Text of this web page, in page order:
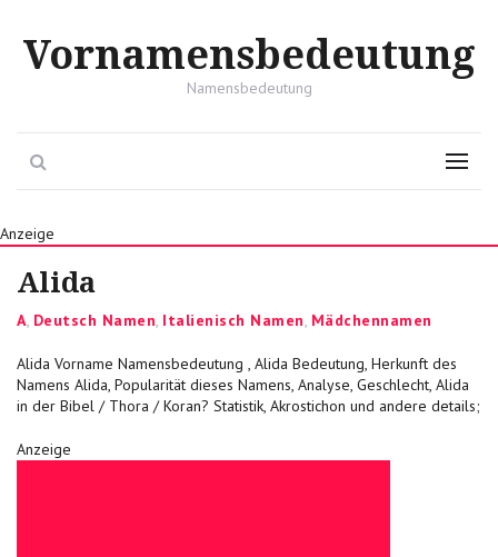
Vornamensbedeutung
Namensbedeutung
Menu
Anzeige
Alida
Categories
A, Deutsch Namen, Italienisch Namen, Mädchennamen
Alida Vorname Namensbedeutung , Alida Bedeutung, Herkunft des
Namens Alida, Popularität dieses Namens, Analyse, Geschlecht, Alida
in der Bibel / Thora / Koran? Statistik, Akrostichon und andere details;
Anzeige